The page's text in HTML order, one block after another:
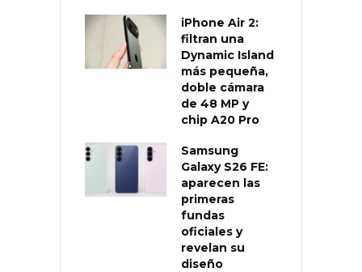
iPhone Air 2:
filtran una
Dynamic Island
más pequeña,
doble cámara
de 48 MP y
chip A20 Pro
Samsung
Galaxy S26 FE:
aparecen las
primeras
fundas
oficiales y
revelan su
diseño